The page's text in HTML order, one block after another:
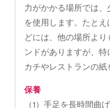
力がかかる場所では
を使用します。たと
どには、他の場所よ
ンドがありますが、
カチやレストランの紙
保養
（1）手足を長時間曲